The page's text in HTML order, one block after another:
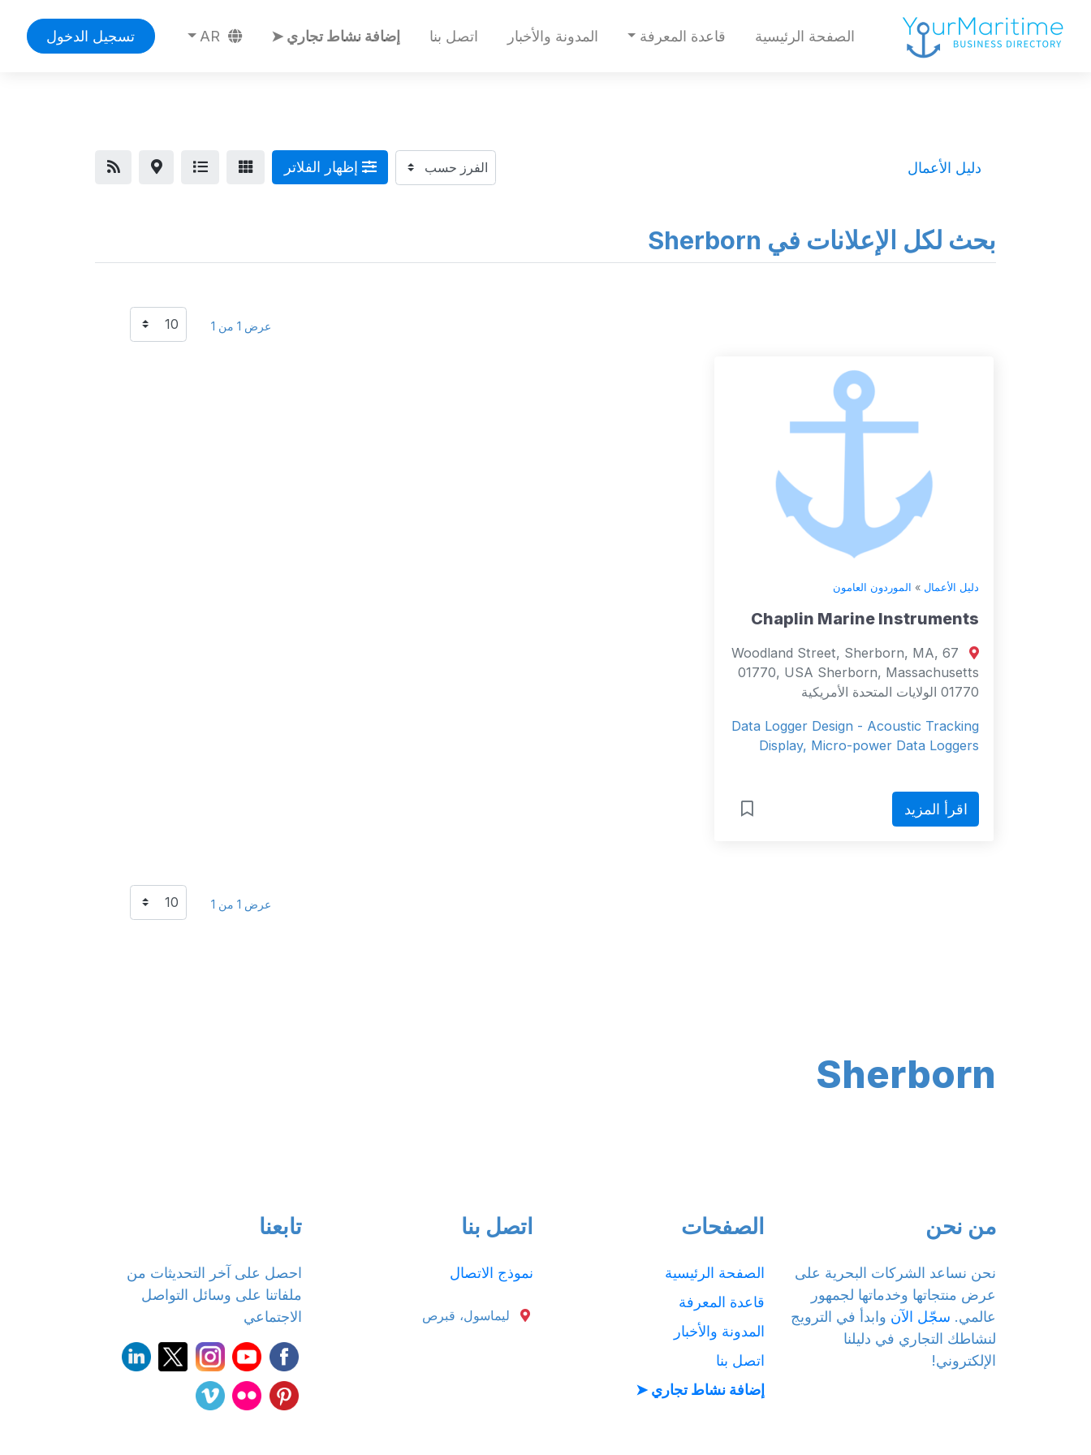
الصفحة الرئيسية قاعدة المعرفة المدونة والأخبار اتصل بنا إضافة نشاط تجاري ➤ تسجيل الدخول
دليل الأعمال إظهار الفلاتر
بحث لكل الإعلانات في Sherborn
عرض 1 من 1
دليل الأعمال » الموردون العامون
Chaplin Marine Instruments
67 Woodland Street, Sherborn, MA,
01770, USA Sherborn, Massachusetts
01770 الولايات المتحدة الأمريكية
Data Logger Design - Acoustic Tracking
Display, Micro-power Data Loggers
اقرأ المزيد
عرض 1 من 1
Sherborn
من نحن
نحن نساعد الشركات البحرية على
عرض منتجاتها وخدماتها لجمهور
عالمي. سجّل الآن وابدأ في الترويج
لنشاطك التجاري في دليلنا
الإلكتروني!
الصفحات
الصفحة الرئيسية
قاعدة المعرفة
المدونة والأخبار
اتصل بنا
إضافة نشاط تجاري ➤
اتصل بنا
نموذج الاتصال
ليماسول، قبرص
تابعنا
احصل على آخر التحديثات من
ملفاتنا على وسائل التواصل
الاجتماعي